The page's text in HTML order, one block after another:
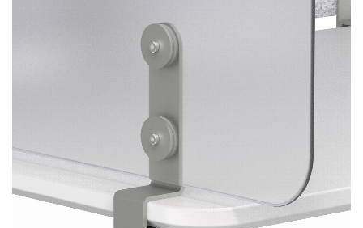
비밀번호를 잊으셨나요